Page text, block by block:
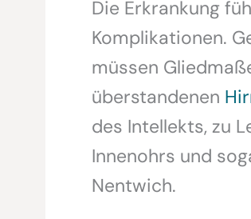
Die Erkrankung
Komplikationen.
müssen
überstandenen
des Intellekts, zu
Innenohrs und
Nentwich.